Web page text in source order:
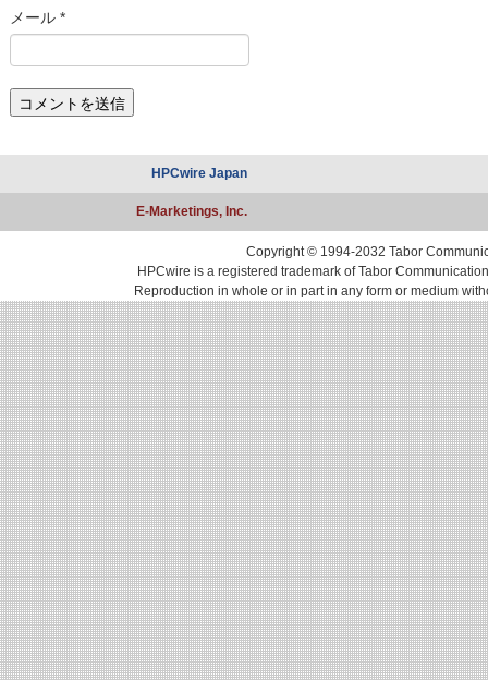
メール *
HPCwire Japan
E-Marketings, Inc.
Copyright © 1994-2032 Tabor
HPCwire is a registered trademark of Tabor
Reproduction in whole or in part in any form or medium